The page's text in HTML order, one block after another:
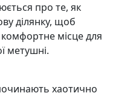
про те, як
ділянку, щоб
місце для
метушні.
хаотично